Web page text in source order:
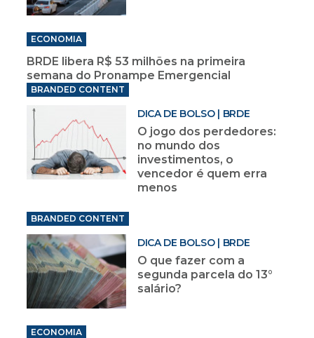
ECONOMIA
BRDE libera R$ 53 milhões na primeira
semana do Pronampe Emergencial
BRANDED CONTENT
DICA DE BOLSO | BRDE
O jogo dos perdedores:
no mundo dos
investimentos, o
vencedor é quem erra
menos
BRANDED CONTENT
DICA DE BOLSO | BRDE
O que fazer com a
segunda parcela do 13°
salário?
ECONOMIA